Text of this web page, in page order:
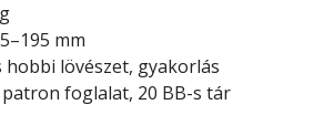
mm
hobbi lövészet, gyakorlás
patron foglalat, 20 BB-s tár